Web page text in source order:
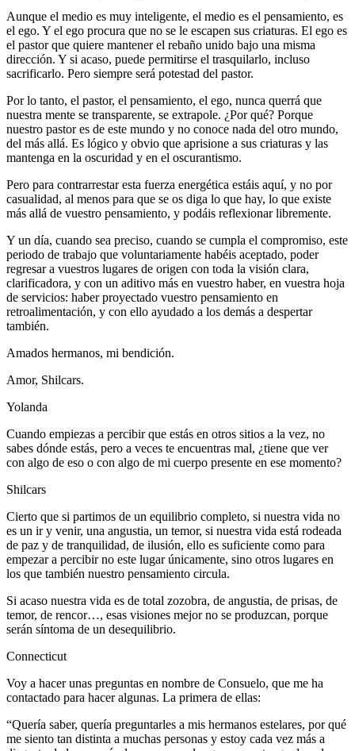
Aunque el medio es muy inteligente, el medio es el pensamiento, es
el ego. Y el ego procura que no se le escapen sus criaturas. El ego es
el pastor que quiere mantener el rebaño unido bajo una misma
dirección. Y si acaso, puede permitirse el trasquilarlo, incluso
sacrificarlo. Pero siempre será potestad del pastor.
Por lo tanto, el pastor, el pensamiento, el ego, nunca querrá que
nuestra mente se transparente, se extrapole. ¿Por qué? Porque
nuestro pastor es de este mundo y no conoce nada del otro mundo,
del más allá. Es lógico y obvio que aprisione a sus criaturas y las
mantenga en la oscuridad y en el oscurantismo.
Pero para contrarrestar esta fuerza energética estáis aquí, y no por
casualidad, al menos para que se os diga lo que hay, lo que existe
más allá de vuestro pensamiento, y podáis reflexionar libremente.
Y un día, cuando sea preciso, cuando se cumpla el compromiso, este
periodo de trabajo que voluntariamente habéis aceptado, poder
regresar a vuestros lugares de origen con toda la visión clara,
clarificadora, y con un aditivo más en vuestro haber, en vuestra hoja
de servicios: haber proyectado vuestro pensamiento en
retroalimentación, y con ello ayudado a los demás a despertar
también.
Amados hermanos, mi bendición.
Amor, Shilcars.
Yolanda
Cuando empiezas a percibir que estás en otros sitios a la vez, no
sabes dónde estás, pero a veces te encuentras mal, ¿tiene que ver
con algo de eso o con algo de mi cuerpo presente en ese momento?
Shilcars
Cierto que si partimos de un equilibrio completo, si nuestra vida no
es un ir y venir, una angustia, un temor, si nuestra vida está rodeada
de paz y de tranquilidad, de ilusión, ello es suficiente como para
empezar a percibir no este lugar únicamente, sino otros lugares en
los que también nuestro pensamiento circula.
Si acaso nuestra vida es de total zozobra, de angustia, de prisas, de
temor, de rencor…, esas visiones mejor no se produzcan, porque
serán síntoma de un desequilibrio.
Connecticut
Voy a hacer unas preguntas en nombre de Consuelo, que me ha
contactado para hacer algunas. La primera de ellas:
“Quería saber, quería preguntarles a mis hermanos estelares, por qué
me siento tan distinta a muchas personas y estoy cada vez más a